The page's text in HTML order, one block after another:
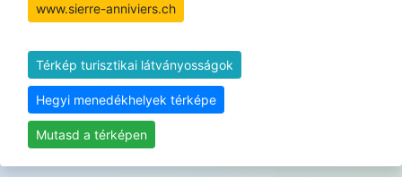
www.sierre-anniviers.ch
Térkép turisztikai látványosságok
Hegyi menedékhelyek térképe
Mutasd a térképen